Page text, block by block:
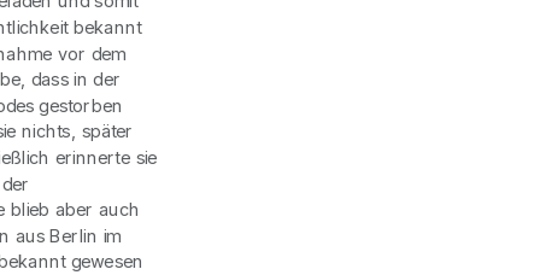
bekannt
vor dem
dass in der
gestorben
nichts, später
erinnerte sie
blieb aber auch
aus Berlin im
gewesen